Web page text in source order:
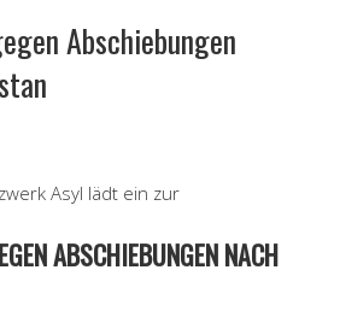
Abschiebungen
Asyl lädt ein zur
ABSCHIEBUNGEN NACH